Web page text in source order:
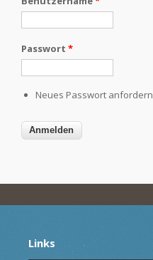
Passwort *
Neues Passwort anfordern
Links